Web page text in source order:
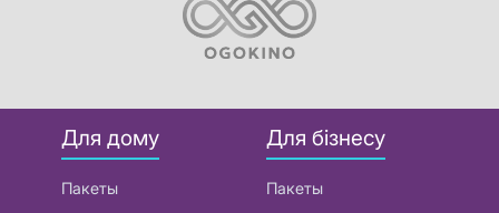
Для дому
Пакеты
Для бізнесу
Пакеты